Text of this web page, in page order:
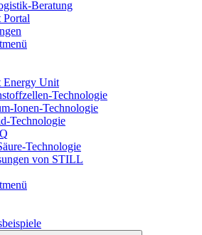
Beratung
Portal
Energy Unit
Technologie
Ionen-Technologie
Technologie
Technologie
von STILL